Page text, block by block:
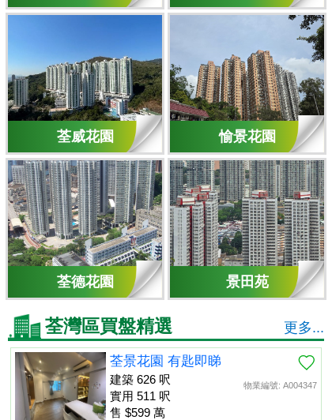
荃威花園
荃德花園
愉景花園
景田苑
荃灣區買盤精選 更多...
物業編號: A004347
荃景花園 有匙即睇
建築 626 呎
實用 511 呎
售 $599 萬